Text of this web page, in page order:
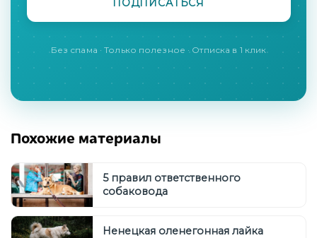
Без спама · Только полезное · Отписка в 1 клик
Похожие материалы
5 правил ответственного
собаковода
Ненецкая оленегонная лайка